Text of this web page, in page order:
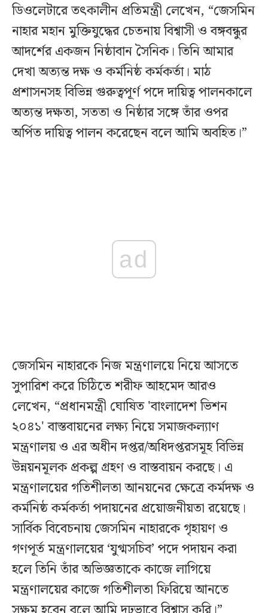
ডিওলেটারে তৎকালীন প্রতিমন্ত্রী লেখেন, “জেসমিন
নাহার মহান মুক্তিযুদ্ধের চেতনায় বিশ্বাসী ও বঙ্গবন্ধুর
আদর্শের একজন নিষ্ঠাবান সৈনিক। তিনি আমার
দেখা অত্যন্ত দক্ষ ও কর্মনিষ্ঠ কর্মকর্তা। মাঠ
প্রশাসনসহ বিভিন্ন গুরুত্বপূর্ণ পদে দায়িত্ব পালনকালে
অত্যন্ত দক্ষতা, সততা ও নিষ্ঠার সঙ্গে তাঁর ওপর
অর্পিত দায়িত্ব পালন করেছেন বলে আমি অবহিত।”
ad
জেসমিন নাহারকে নিজ মন্ত্রণালয়ে নিয়ে আসতে
সুপারিশ করে চিঠিতে শরীফ আহমেদ আরও
লেখেন, “প্রধানমন্ত্রী ঘোষিত 'বাংলাদেশ ভিশন
২০৪১' বাস্তবায়নের লক্ষ্য নিয়ে সমাজকল্যাণ
মন্ত্রণালয় ও এর অধীন দপ্তর/অধিদপ্তরসমূহ বিভিন্ন
উন্নয়নমূলক প্রকল্প গ্রহণ ও বাস্তবায়ন করছে। এ
মন্ত্রণালয়ের গতিশীলতা আনয়নের ক্ষেত্রে কর্মদক্ষ ও
কর্মনিষ্ঠ কর্মকর্তা পদায়নের প্রয়োজনীয়তা রয়েছে।
সার্বিক বিবেচনায় জেসমিন নাহারকে গৃহায়ণ ও
গণপূর্ত মন্ত্রণালয়ের ‘যুগ্মসচিব’ পদে পদায়ন করা
হলে তিনি তাঁর অভিজ্ঞতাকে কাজে লাগিয়ে
মন্ত্রণালয়ের কাজে গতিশীলতা ফিরিয়ে আনতে